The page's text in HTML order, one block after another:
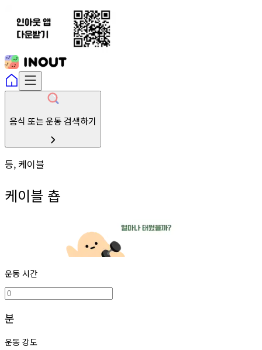
음식 또는 운동 검색하기
등, 케이블
케이블 춉
운동 시간
분
운동 강도